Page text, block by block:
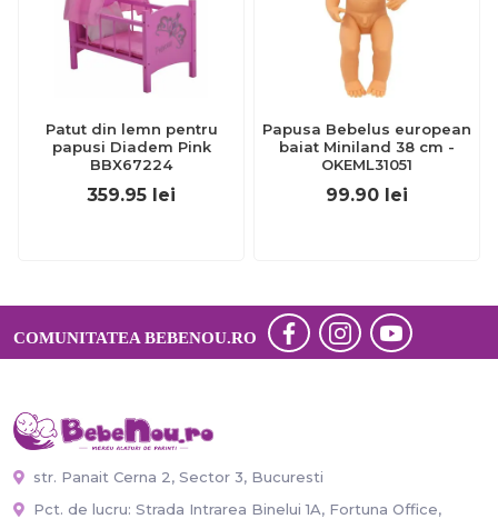
Patut din lemn pentru
papusi Diadem Pink
BBX67224
359.95 lei
Papusa Bebelus european
baiat Miniland 38 cm -
OKEML31051
99.90 lei
COMUNITATEA BEBENOU.RO
str. Panait Cerna 2, Sector 3, Bucuresti
Pct. de lucru: Strada Intrarea Binelui 1A, Fortuna Office,